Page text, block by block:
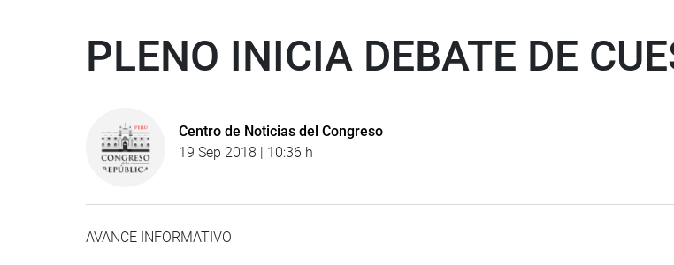
PLENO INICIA DEBATE DE
Centro de Noticias del Congreso
19 Sep 2018 | 10:36 h
AVANCE INFORMATIVO